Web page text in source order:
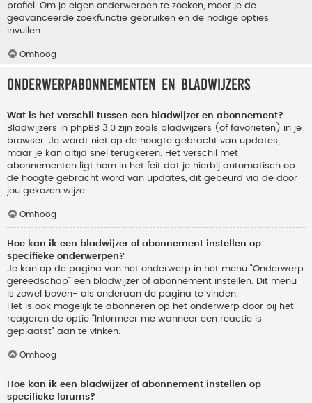
profiel. Om je eigen onderwerpen te zoeken, moet je de
geavanceerde zoekfunctie gebruiken en de nodige opties
invullen.
Omhoog
Onderwerpabonnementen en bladwijzers
Wat is het verschil tussen een bladwijzer en abonnement?
Bladwijzers in phpBB 3.0 zijn zoals bladwijzers (of favorieten) in je
browser. Je wordt niet op de hoogte gebracht van updates,
maar je kan altijd snel terugkeren. Het verschil met
abonnementen ligt hem in het feit dat je hierbij automatisch op
de hoogte gebracht word van updates, dit gebeurd via de door
jou gekozen wijze.
Omhoog
Hoe kan ik een bladwijzer of abonnement instellen op
specifieke onderwerpen?
Je kan op de pagina van het onderwerp in het menu “Onderwerp
gereedschap” een bladwijzer of abonnement instellen. Dit menu
is zowel boven- als onderaan de pagina te vinden.
Het is ook mogelijk te abonneren op het onderwerp door bij het
reageren de optie “Informeer me wanneer een reactie is
geplaatst” aan te vinken.
Omhoog
Hoe kan ik een bladwijzer of abonnement instellen op
specifieke forums?